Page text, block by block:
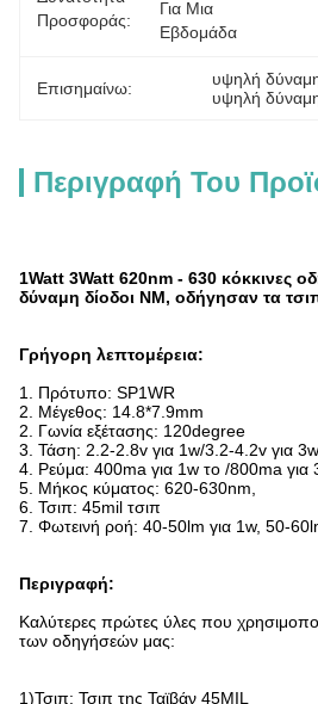
Προσφοράς:
Για Μια
Εβδομάδα
Επισημαίνω: υψηλή
υψηλή
Περιγραφή Του
1Watt 3Watt 620nm - 630 κόκκινες
δύναμη δίοδοι NM, οδήγησαν τα
Γρήγορη λεπτομέρεια:
1. Πρότυπο: SP1WR
2. Μέγεθος: 14.8*7.9mm
2. Γωνία εξέτασης: 120degree
3. Τάση: 2.2-2.8v για 1w/3.2-4.2v για 3w
4. Ρεύμα: 400ma για 1w το /800ma για
5. Μήκος κύματος: 620-630nm,
6. Τσιπ: 45mil τσιπ
7. Φωτεινή ροή: 40-50lm για 1w, 50-
Περιγραφή:
Καλύτερες πρώτες ύλες που
των οδηγήσεών μας:
1)Τσιπ: Τσιπ της Ταϊβάν 45MIL